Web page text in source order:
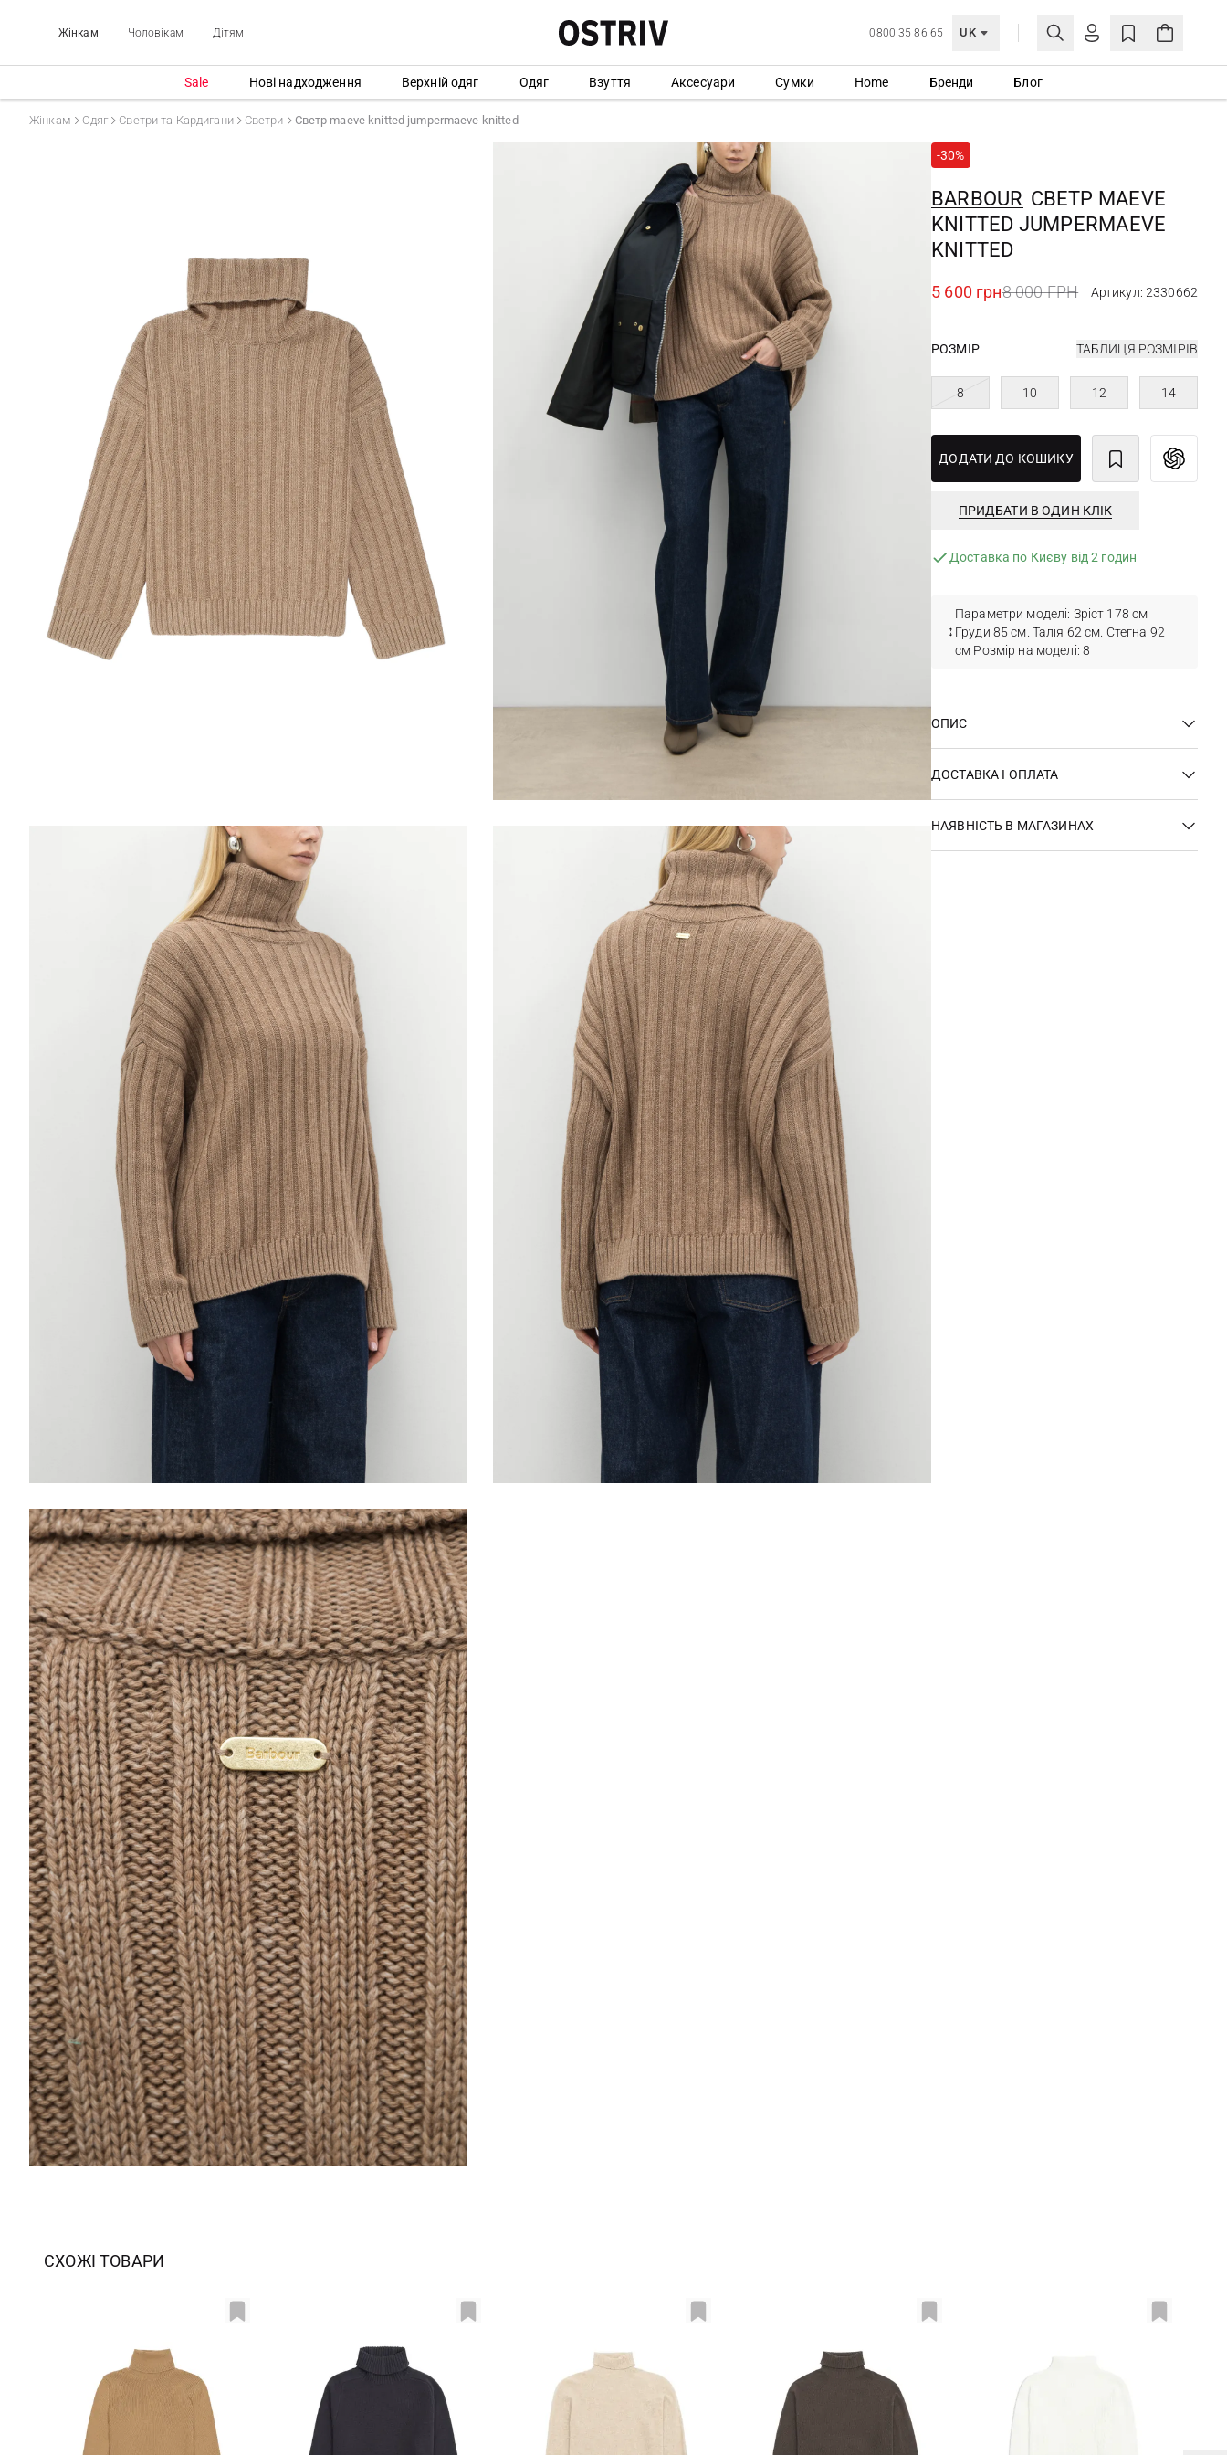
Жінкам Чоловікам Дітям 0800 35 86 65 UK
МОЯ ОБЛІКІВКА
СТВОРИТИ ОБЛІКІВКУ
Sale Нові надходження Верхній одяг Одяг Взуття Аксесуари Сумки Home Бренди Блог
Жінкам Одяг Светри та Кардигани Светри Светр maeve knitted jumpermaeve knitted
-30%
BARBOUR СВЕТР MAEVE
KNITTED JUMPERMAEVE
KNITTED
5 600 грн8 000 ГРН Артикул: 2330662
РОЗМІР ТАБЛИЦЯ РОЗМІРІВ
8 10 12 14
ДОДАТИ ДО КОШИКУ
ПРИДБАТИ В ОДИН КЛІК
Доставка по Києву від 2 годин
Параметри моделі: Зріст 178 см
Груди 85 см. Талія 62 см. Стегна 92
см Розмір на моделі: 8
ОПИС
ДОСТАВКА І ОПЛАТА
НАЯВНІСТЬ В МАГАЗИНАХ
СХОЖІ ТОВАРИ